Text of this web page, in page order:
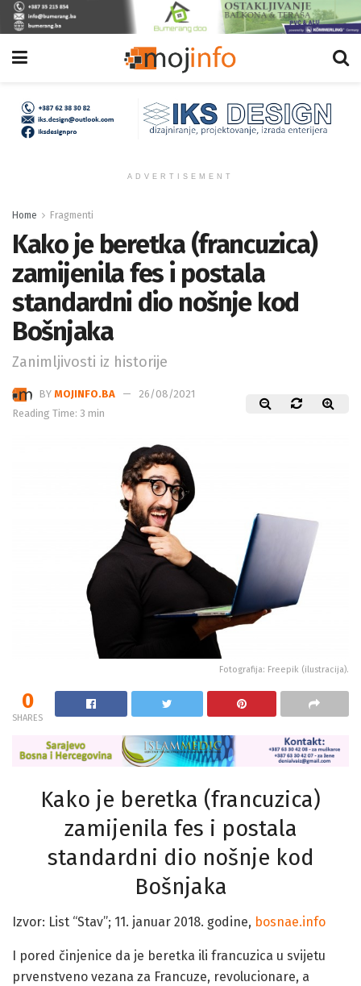
ADVERTISEMENT
Home Fragmenti
Kako je beretka (francuzica)
zamijenila fes i postala
standardni dio nošnje kod
Bošnjaka
Zanimljivosti iz historije
BY MOJINFO.BA
26/08/2021
Reading Time: 3 min
Fotografija: Freepik (ilustracija).
0
SHARES
Kako je beretka (francuzica)
zamijenila fes i postala
standardni dio nošnje kod
Bošnjaka
Izvor: List “Stav”; 11. januar 2018. godine, bosnae.info
I pored činjenice da je beretka ili francuzica u svijetu
prvenstveno vezana za Francuze, revolucionare, a